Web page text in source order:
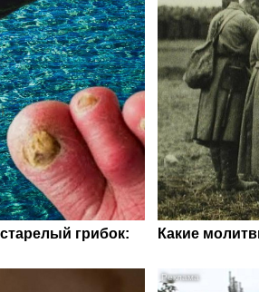
грибок:
Какие